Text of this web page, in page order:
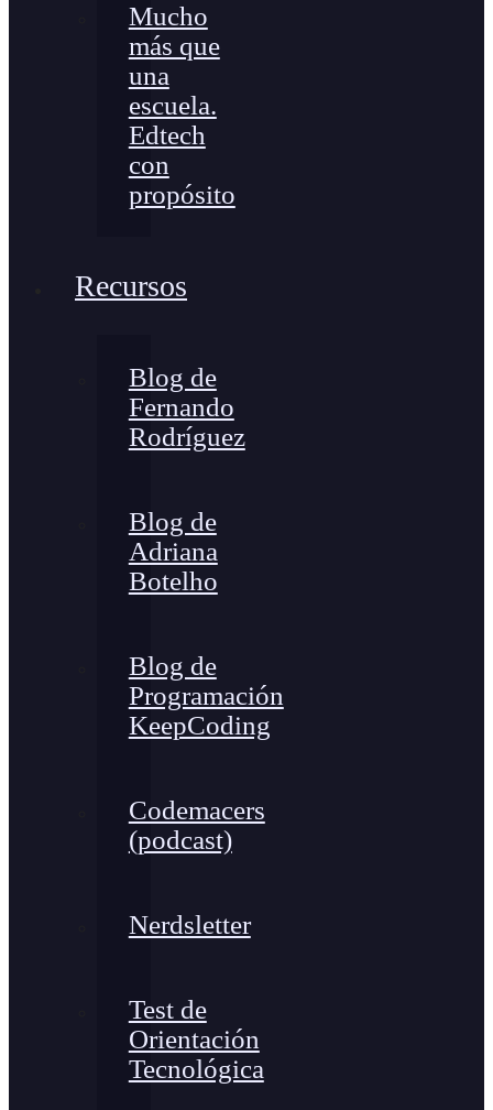
Mucho
más que
una
escuela.
Edtech
con
propósito
Recursos
Blog de
Fernando
Rodríguez
Blog de
Adriana
Botelho
Blog de
Programación
KeepCoding
Codemacers
(podcast)
Nerdsletter
Test de
Orientación
Tecnológica